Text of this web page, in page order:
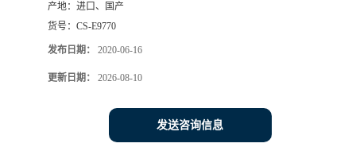
产地： 进口、国产
货号： CS-E9770
发布日期： 2020-06-16
更新日期： 2026-08-10
发送咨询信息